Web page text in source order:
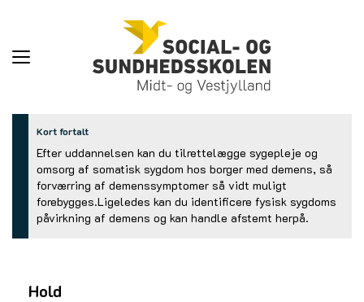
Toggle
Kort fortalt
Efter uddannelsen kan du tilrettelægge sygepleje og
omsorg af somatisk sygdom hos borger med demens, så
forværring af demenssymptomer så vidt muligt
forebygges.Ligeledes kan du identificere fysisk sygdoms
påvirkning af demens og kan handle afstemt herpå.
Hold